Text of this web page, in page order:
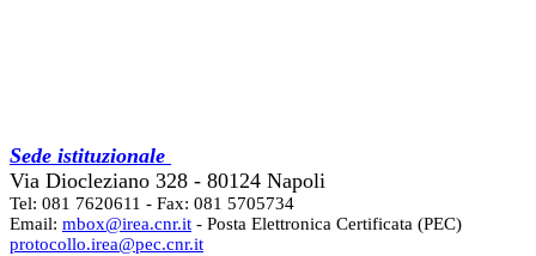
Sede istituzionale
Via Diocleziano 328 - 80124 Napoli
Tel: 081 7620611 - Fax: 081 5705734
Email: mbox@irea.cnr.it - Posta Elettronica Certificata (PEC)
protocollo.irea@pec.cnr.it